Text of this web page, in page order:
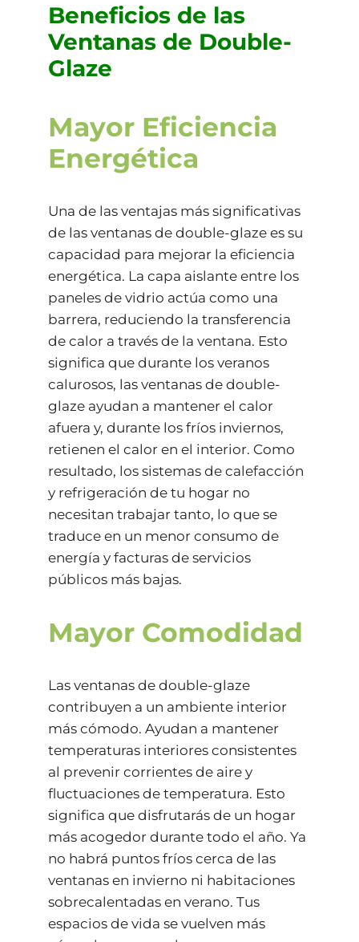
Beneficios de las
Ventanas de Double-
Glaze
Mayor Eficiencia
Energética
Una de las ventajas más significativas
de las ventanas de double-glaze es su
capacidad para mejorar la eficiencia
energética. La capa aislante entre los
paneles de vidrio actúa como una
barrera, reduciendo la transferencia
de calor a través de la ventana. Esto
significa que durante los veranos
calurosos, las ventanas de double-
glaze ayudan a mantener el calor
afuera y, durante los fríos inviernos,
retienen el calor en el interior. Como
resultado, los sistemas de calefacción
y refrigeración de tu hogar no
necesitan trabajar tanto, lo que se
traduce en un menor consumo de
energía y facturas de servicios
públicos más bajas.
Mayor Comodidad
Las ventanas de double-glaze
contribuyen a un ambiente interior
más cómodo. Ayudan a mantener
temperaturas interiores consistentes
al prevenir corrientes de aire y
fluctuaciones de temperatura. Esto
significa que disfrutarás de un hogar
más acogedor durante todo el año. Ya
no habrá puntos fríos cerca de las
ventanas en invierno ni habitaciones
sobrecalentadas en verano. Tus
espacios de vida se vuelven más